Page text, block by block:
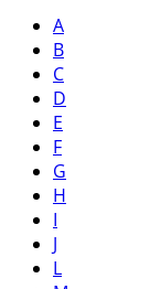
A
B
C
D
E
F
G
H
I
J
L